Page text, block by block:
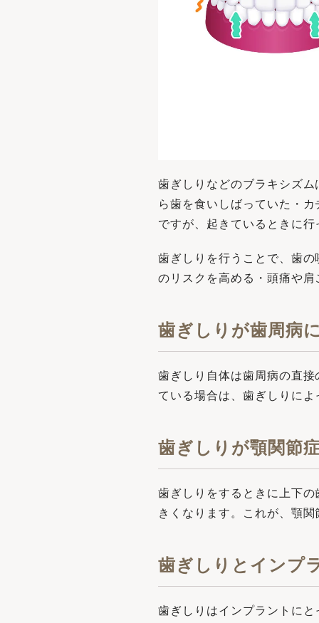
⻭ぎしりなどのブラキシズ
ら⻭を⾷いしばっていた・
ですが、起きているときに
⻭ぎしりを⾏うことで、⻭
のリスクを⾼める・頭痛や
⻭ぎしりが⻭周病
⻭ぎしり⾃体は⻭周病の直
ている場合は、⻭ぎしりに
⻭ぎしりが顎関節
⻭ぎしりをするときに上下
きくなります。これが、顎
⻭ぎしりとインプ
⻭ぎしりはインプラントに